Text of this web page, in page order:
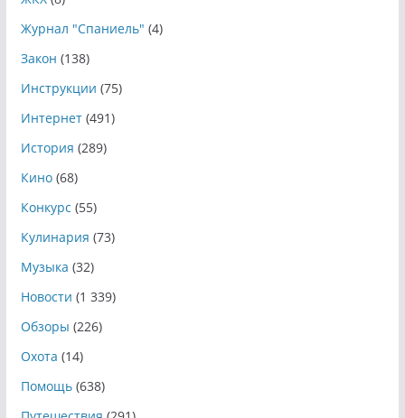
Журнал "Спаниель" (4)
Закон (138)
Инструкции (75)
Интернет(491)
История (289)
Кино(68)
Конкурс (55)
Кулинария (73)
Музыка (32)
Новости (1 339)
Обзоры (226)
Охота (14)
Помощь(638)